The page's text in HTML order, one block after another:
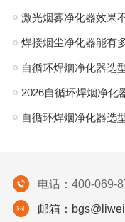
激光烟雾净化器效果
自循环焊烟净化器选
自循环焊烟净化器选
电话：400-069-
邮箱：